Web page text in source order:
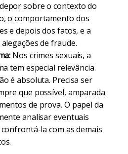
sobre o contexto do
o comportamento dos
e depois dos fatos, e a
de fraude.
Nos crimes sexuais, a
tem especial relevância.
é absoluta. Precisa ser
que possível, amparada
de prova. O papel da
analisar eventuais
la com as demais